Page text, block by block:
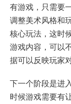
有游戏，只需要
调整美术风格和
核心玩法，这时
游戏内容，可以
据可以反映玩家
下一个阶段是进
时候游戏需要有